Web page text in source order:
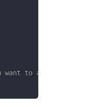
to add a stub?